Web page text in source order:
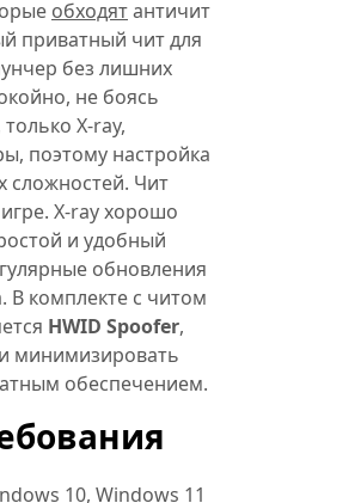
обходятантичит
приватный чит для
без лишних
не боясь
X-ray,
поэтому настройка
сложностей. Чит
X-ray хорошо
и удобный
обновления
В комплекте с читом
HWID Spoofer,
минимизировать
обеспечением.
10, Windows 11